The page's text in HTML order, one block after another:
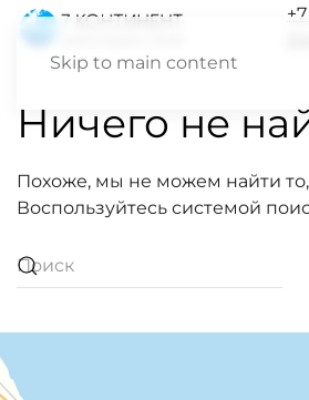
Skip to main content
Ничего не
Похоже, мы не можем найти
Воспользуйтесь системой